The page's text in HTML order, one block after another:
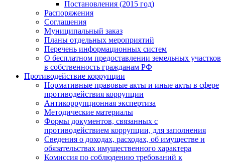
Постановления (2015 год)
Распоряжения
Соглашения
Муниципальный заказ
Планы отдельных мероприятий
Перечень информационных систем
О бесплатном предоставлении земельных участков
в собственность гражданам РФ
Противодействие коррупции
Нормативные правовые акты и иные акты в сфере
противодействия коррупции
Антикоррупционная экспертиза
Методические материалы
Формы документов, связанных с
противодействием коррупции, для заполнения
Сведения о доходах, расходах, об имуществе и
обязательствах имущественного характера
Комиссия по соблюдению требований к